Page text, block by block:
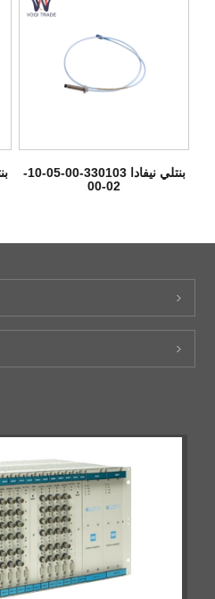
بنتلي نيفادا 330103-00-05-10-
02-00